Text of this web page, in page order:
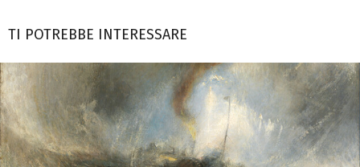
TI POTREBBE INTERESSARE